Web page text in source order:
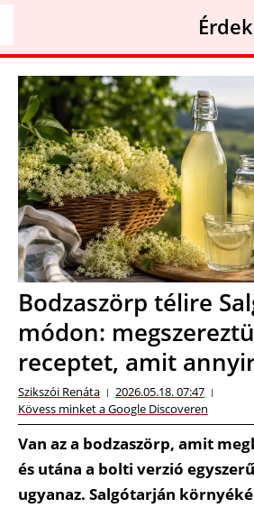
Bodzaszörp télire
módon:
receptet, amit
Szikszói Renáta
2026.05.18. 07:47
Kövess minket a Google Discoveren
Van az a bodzaszörp, amit
és utána a bolti verzió
ugyanaz. Salgótarján